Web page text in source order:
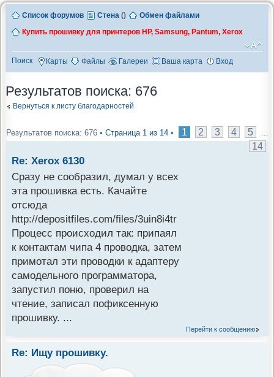
Список форумов Стена ()
Обмен файлами
Купить прошивку для принтеров HP, Samsung, Pantum, Xerox
Поиск Карты Файлы Галереи Ваша карта Вход
Результатов поиска: 676
Вернуться к листу благодарностей
Результатов поиска: 676 •Страница 1 из 14 • 1 2 3 4 5 ...
14
Re: Xerox 6130
Сразу не сообразил, думал у всех
эта прошивка есть. Качайте
отсюда
http://depositfiles.com/files/3uin8i4tr
Процесс происходил так: припаял
к контактам чипа 4 проводка, затем
примотал эти проводки к адаптеру
самодельного программатора,
запустил поню, проверил на
чтение, записал пофиксенную
прошивку. ...
Перейти к сообщению
Re: Ищу прошивку.